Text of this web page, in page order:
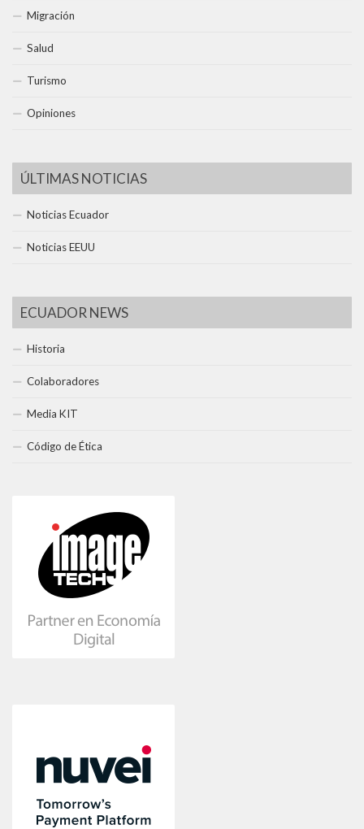
Migración
Salud
Turismo
Opiniones
ÚLTIMAS NOTICIAS
Noticias Ecuador
Noticias EEUU
ECUADOR NEWS
Historia
Colaboradores
Media KIT
Código de Ética